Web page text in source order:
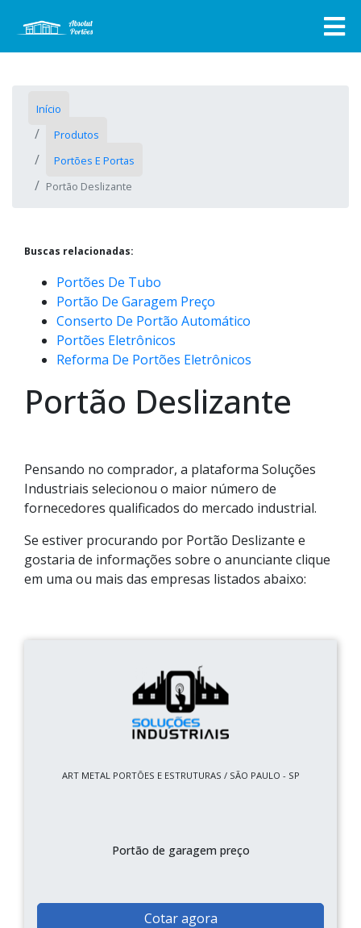
Início
Produtos
Portões E Portas
Portão Deslizante
Buscas relacionadas:
Portões De Tubo
Portão De Garagem Preço
Conserto De Portão Automático
Portões Eletrônicos
Reforma De Portões Eletrônicos
Portão Deslizante
Pensando no comprador, a plataforma Soluções
Industriais selecionou o maior número de
fornecedores qualificados do mercado industrial.
Se estiver procurando por Portão Deslizante e
gostaria de informações sobre o anunciante clique
em uma ou mais das empresas listados abaixo:
ART METAL PORTÕES E ESTRUTURAS / SÃO PAULO - SP
Portão de garagem preço
Cotar agora